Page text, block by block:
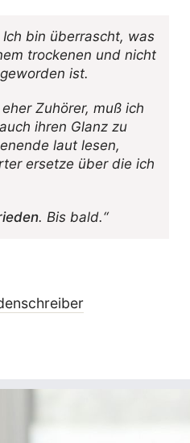
Ich bin über­rascht, was
trockenen und nicht
ist.
Zuhörer, muß ich
ihren Glanz zu
laut lesen,
ersetze über die ich
. Bis bald.“